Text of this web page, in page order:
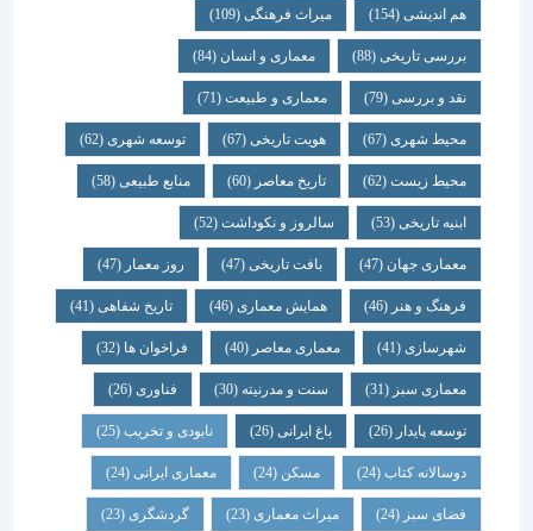
هم اندیشی (154) میراث فرهنگی (109)
بررسی تاریخی (88) معماری و انسان (84)
نقد و بررسی (79) معماری و طبیعت (71)
محیط شهری(67) هویت تاریخی(67) توسعه شهری(62)
محیط زیست(62) تاریخ معاصر(60) منابع طبیعی(58)
ابنیه تاریخی(53) سالروز و نکوداشت(52)
معماری جهان (47) بافت تاریخی(47) روز معمار(47)
فرهنگ و هنر(46) همایش معماری (46) تاریخ شفاهی (41)
شهرسازی(41) معماری معاصر(40) فراخوان ها (32)
معماری سبز(31) سنت و مدرنیته(30) فناوری (26)
توسعه پایدار(26) باغ ایرانی(26) نابودی و تخریب(25)
دوسالانه کتاب(24) مسکن (24) معماری ایرانی(24)
فضای سبز(24) میراث معماری (23) گردشگری (23)